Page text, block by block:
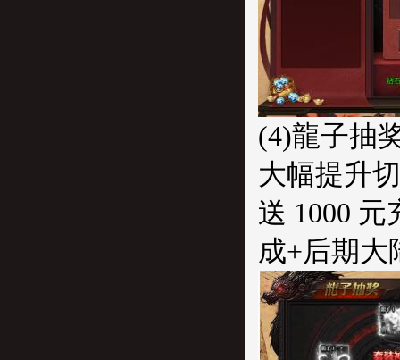
(4)龍子抽
大幅提升
送 1000
成+后期大